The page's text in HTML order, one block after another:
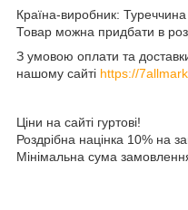
Країна-виробник: Туреччина
Товар можна придбати в
З умовою оплати та
нашому сайті https://
Ціни на сайті гуртові!
Роздрібна націнка 10% на
Мінімальна сума